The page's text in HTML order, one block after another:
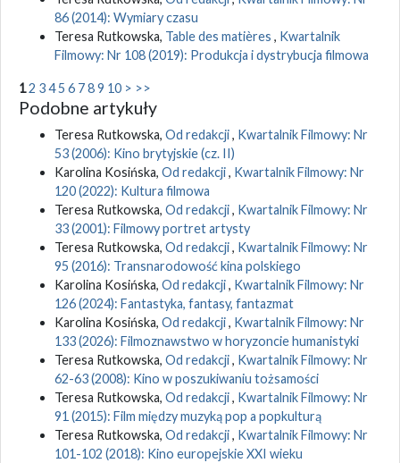
86 (2014): Wymiary czasu
Teresa Rutkowska, Table des matières , Kwartalnik
Filmowy: Nr 108 (2019): Produkcja i dystrybucja filmowa
12 345 6 789 10 > >>
Podobne artykuły
Teresa Rutkowska, Od redakcji, Kwartalnik Filmowy: Nr
53 (2006): Kino brytyjskie (cz. II)
Karolina Kosińska, Od redakcji, Kwartalnik Filmowy: Nr
120 (2022): Kultura filmowa
Teresa Rutkowska, Od redakcji, Kwartalnik Filmowy: Nr
33 (2001): Filmowy portret artysty
Teresa Rutkowska, Od redakcji, Kwartalnik Filmowy: Nr
95 (2016): Transnarodowość kina polskiego
Karolina Kosińska, Od redakcji, Kwartalnik Filmowy: Nr
126 (2024): Fantastyka, fantasy, fantazmat
Karolina Kosińska, Od redakcji, Kwartalnik Filmowy: Nr
133 (2026): Filmoznawstwo w horyzoncie humanistyki
Teresa Rutkowska, Od redakcji, Kwartalnik Filmowy: Nr
62-63 (2008): Kino w poszukiwaniu tożsamości
Teresa Rutkowska, Od redakcji, Kwartalnik Filmowy: Nr
91 (2015): Film między muzyką pop a popkulturą
Teresa Rutkowska, Od redakcji, Kwartalnik Filmowy: Nr
101-102 (2018): Kino europejskie XXI wieku